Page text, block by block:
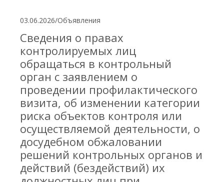
03.06.2026/Объявления
Сведения о правах
контролируемых лиц
обращаться в контрольный
орган с заявлением о
проведении профилактического
визита, об изменении категории
риска объектов контроля или
осуществляемой деятельности, о
досудебном обжаловании
решений контрольных органов и
действий (бездействий) их